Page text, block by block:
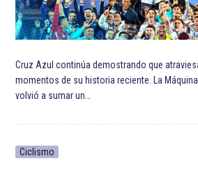
Cruz Azul continúa demostrando que
momentos de su historia reciente. La
volvió a sumar un…
Ciclismo